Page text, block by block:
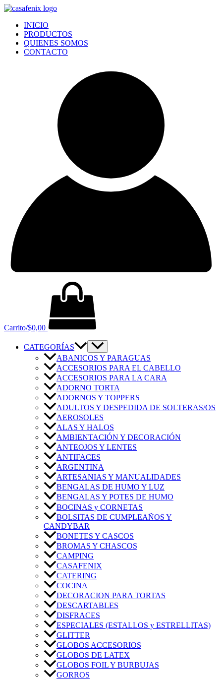
Ir
contenidoINICIO
PRODUCTOS
QUIENES SOMOS
CONTACTO
Carrito/$0,00
CATEGORÍAS
ABANICOS Y PARAGUAS
ACCESORIOS PARA EL CABELLO
ACCESORIOS PARA LA CARA
ADORNO TORTA
ADORNOS Y TOPPERS
ADULTOS Y DESPEDIDA DE SOLTERAS/OS
AEROSOLES
ALAS Y HALOS
AMBIENTACIÓN Y DECORACIÓN
ANTEOJOS Y LENTES
ANTIFACES
ARGENTINA
ARTESANIAS Y MANUALIDADES
BENGALAS DE HUMO Y LUZ
BENGALAS Y POTES DE HUMO
BOCINAS y CORNETAS
BOLSITAS DE CUMPLEAÑOS Y
CANDYBAR
BONETES Y CASCOS
BROMAS Y CHASCOS
CAMPING
CASAFENIX
CATERING
COCINA
DECORACION PARA TORTAS
DESCARTABLES
DISFRACES
ESPECIALES (ESTALLOS y ESTRELLITAS)
GLITTER
GLOBOS ACCESORIOS
GLOBOS DE LATEX
GLOBOS FOIL Y BURBUJAS
GORROS